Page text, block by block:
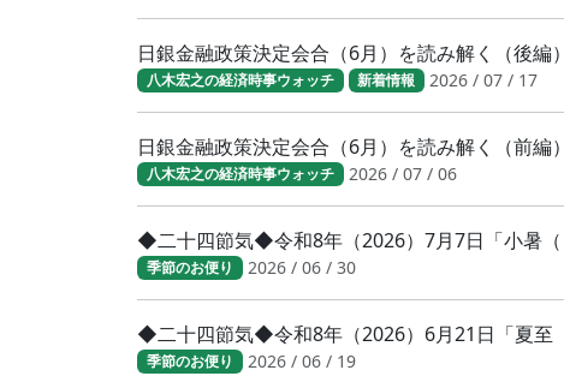
日銀金融政策決定会合（6月）を読み解く（後編）
八木宏之の経済時事ウォッチ 新着情報 2026 / 07 / 17
日銀金融政策決定会合（6月）を読み解く（前編）
八木宏之の経済時事ウォッチ 2026 / 07 / 06
◆二十四節気◆令和8年（2026）7月7日「小暑
季節のお便り 2026 / 06 / 30
◆二十四節気◆令和8年（2026）6月21日「夏至
季節のお便り 2026 / 06 / 19